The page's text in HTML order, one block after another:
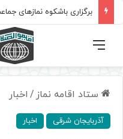
برگزاری باشکوه نمازهای
فهرست
ستاد اقامه نماز / اخبار
آذربایجان شرقی اخبار